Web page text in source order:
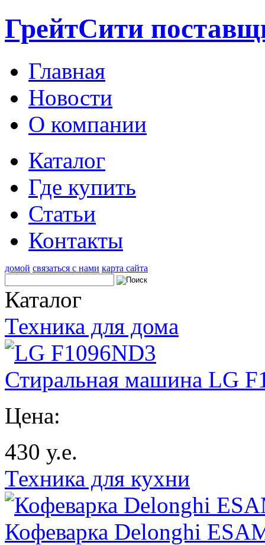
ГрейтСити
Главная
Новости
О компании
Каталог
Где купить
Статьи
Контакты
домой связаться с нами карта сайта
Каталог
Техника для дома
Стиральная машина LG
Цена:
430 у.е.
Техника для кухни
Кофеварка Delonghi